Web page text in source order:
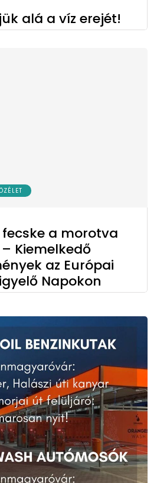
alá a víz erejét!
fecske a morotva
Kiemelkedő
az Európai
Napokon